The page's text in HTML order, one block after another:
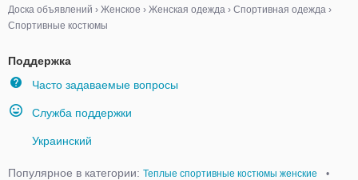
Доска объявлений › Женское › Женская одежда › Спортивная одежда ›
Спортивные костюмы
Поддержка
Часто задаваемые вопросы
Служба поддержки
Украинский
Популярное в категории: Теплые спортивные костюмы женские
•